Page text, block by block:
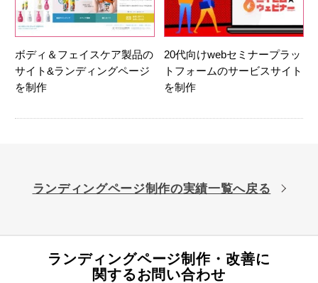
ボディ＆フェイスケア製品の
サイト&ランディングページ
を制作
20代向けwebセミナープラッ
トフォームのサービスサイト
を制作
ランディングページ制作の実績一覧へ戻る
ランディングページ制作・改善に
関するお問い合わせ